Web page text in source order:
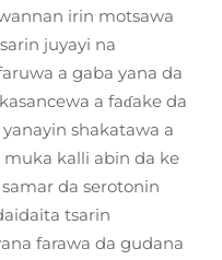
irin motsawa
juyayi na
a gaba yana da
a faɗake da
shakatawa a
kalli abin da ke
da serotonin
tsarin
farawa da gudana